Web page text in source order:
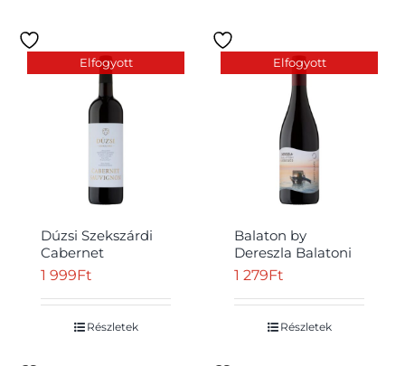
Elfogyott
Dúzsi Szekszárdi
Cabernet
Sauvignon száraz
ml
1 999Ft
Részletek
Elfogyott
Balaton by
Dereszla Balatoni
Lebegés Balatoni
Sauvignon édes
vörösbor 11% 750
1 279Ft
Részletek